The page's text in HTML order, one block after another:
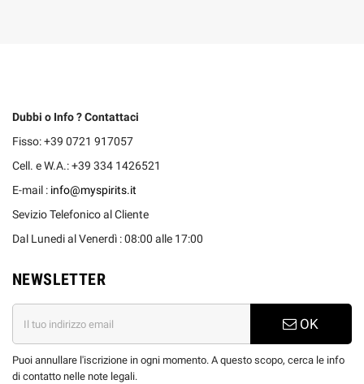
Dubbi o Info ? Contattaci
Fisso: +39 0721 917057
Cell. e W.A.: +39 334 1426521
E-mail : info@myspirits.it
Sevizio Telefonico al Cliente
Dal Lunedi al Venerdì : 08:00 alle 17:00
NEWSLETTER
OK
Puoi annullare l'iscrizione in ogni momento. A questo scopo, cerca le info
di contatto nelle note legali.